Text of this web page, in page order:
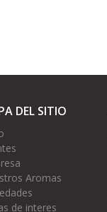
DEL SITIO
Aromas
de interes